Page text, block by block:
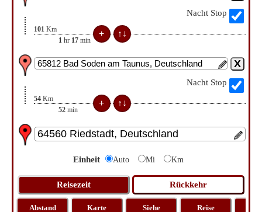
Nacht Stop
101 Km
1 hr 17 min
Nacht Stop
54 Km
52 min
Einheit Auto Mi Km
Abstand
Karte
Siehe
Reise